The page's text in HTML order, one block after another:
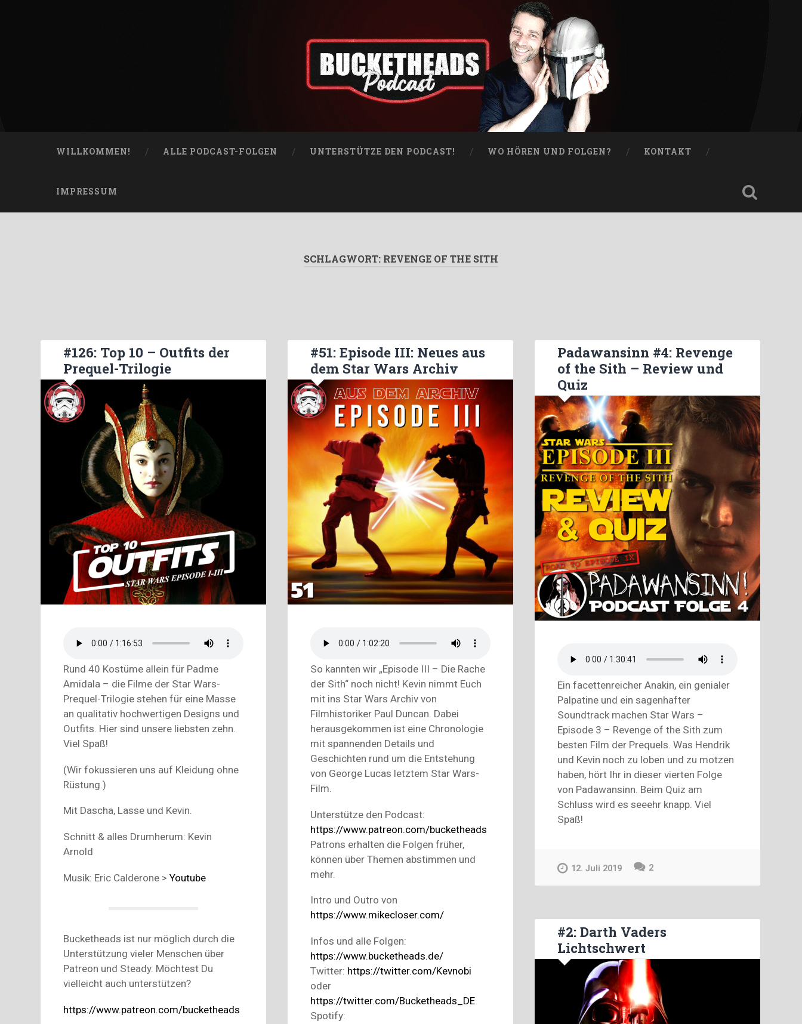
WILLKOMMEN! ALLE PODCAST-FOLGEN UNTERSTÜTZE DEN PODCAST! WO HÖREN UND FOLGEN? KONTAKT
IMPRESSUM
SCHLAGWORT: REVENGE OF THE SITH
#126: Top 10 – Outfits der
Prequel-Trilogie
Rund 40 Kostüme allein für Padme
Amidala – die Filme der Star Wars-
Prequel-Trilogie stehen für eine Masse
an qualitativ hochwertigen Designs und
Outfits. Hier sind unsere liebsten zehn.
Viel Spaß!
(Wir fokussieren uns auf Kleidung ohne
Rüstung.)
Mit Dascha, Lasse und Kevin.
Schnitt & alles Drumherum: Kevin
Arnold
Musik: Eric Calderone >Youtube
Bucketheads ist nur möglich durch die
Unterstützung vieler Menschen über
Patreon und Steady. Möchtest Du
vielleicht auch unterstützen?
https://www.patreon.com/bucketheads
#51: Episode III: Neues aus
dem Star Wars Archiv
So kannten wir „Episode III – Die Rache
der Sith“ noch nicht! Kevin nimmt Euch
mit ins Star Wars Archiv von
Filmhistoriker Paul Duncan. Dabei
herausgekommen ist eine Chronologie
mit spannenden Details und
Geschichten rund um die Entstehung
von George Lucas letztem Star Wars-
Film.
Unterstütze den Podcast:
https://www.patreon.com/bucketheads
Patrons erhalten die Folgen früher,
können über Themen abstimmen und
mehr.
Intro und Outro von
https://www.mikecloser.com/
Infos und alle Folgen:
https://www.bucketheads.de/
Twitter: https://twitter.com/Kevnobi
oder
https://twitter.com/Bucketheads_DE
Spotify:
Padawansinn #4: Revenge
of the Sith – Review und
Quiz
Ein facettenreicher Anakin, ein genialer
Palpatine und ein sagenhafter
Soundtrack machen Star Wars –
Episode 3 – Revenge of the Sith zum
besten Film der Prequels. Was Hendrik
und Kevin noch zu loben und zu motzen
haben, hört Ihr in dieser vierten Folge
von Padawansinn. Beim Quiz am
Schluss wird es seeehr knapp. Viel
Spaß!
12. Juli 2019 2
#2: Darth Vaders
Lichtschwert